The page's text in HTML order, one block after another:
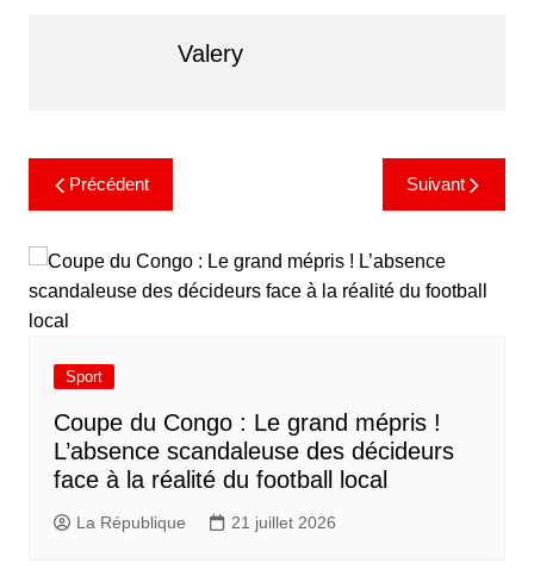
Valery
Précédent Suivant
Sport
​Coupe du Congo : Le grand mépris !
L’absence scandaleuse des décideurs
face à la réalité du football local
La République 21 juillet 2026